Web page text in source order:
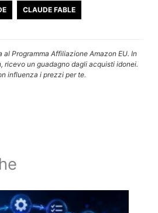
CLAUDE FABLE
Programma Affiliazione Amazon EU. In
ricevo un guadagno dagli acquisti idonei.
influenza i prezzi per te.